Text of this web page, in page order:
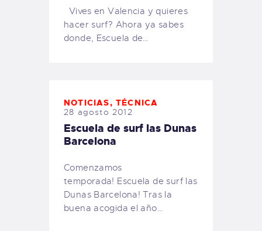
Vives en Valencia y quieres
hacer surf? Ahora ya sabes
donde, Escuela de…
NOTICIAS,TÉCNICA
28 agosto 2012
Escuela de surf las Dunas
Barcelona
Comenzamos
temporada! Escuela de surf las
Dunas Barcelona! Tras la
buena acogida el año…